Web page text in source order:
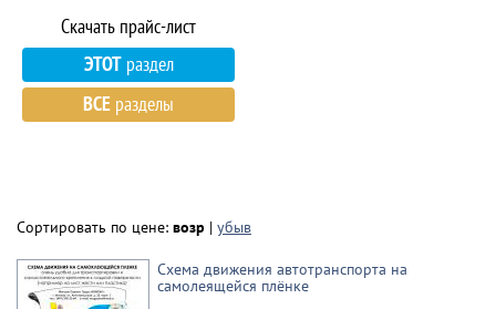
ЭТОТраздел
ВСЕ разделы
Сортировать по цене: возр | убыв
Схема движения автотранспорта на
самолеящейся плёнке